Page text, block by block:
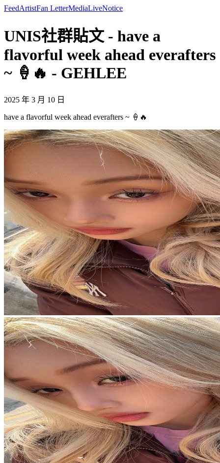
FeedArtistFan LetterMediaLiveNotice
UNIS社群貼文 - have a
flavorful week ahead everafters
~ 🍦🔥 - GEHLEE
2025 年 3 月 10 日
have a flavorful week ahead everafters ~ 🍦🔥